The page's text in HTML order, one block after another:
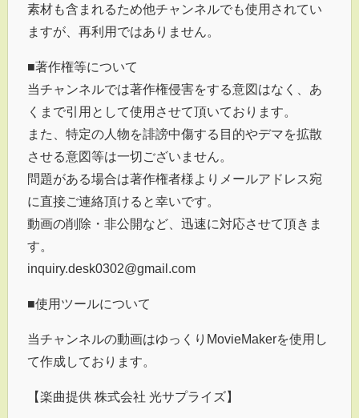
素材も含まれるため他チャンネルでも使用されてい
ますが、再利用ではありません。
■著作権等について
当チャンネルでは著作権侵害をする意図はなく、あ
くまで引用として使用させて頂いております。
また、特定の人物を誹謗中傷する目的やデマを拡散
させる意図等は一切ございません。
問題がある場合は著作権者様よりメールアドレス宛
に直接ご連絡頂けると幸いです。
動画の削除・非公開など、迅速に対応させて頂きま
す。
inquiry.desk0302@gmail.com
■使用ツールについて
当チャンネルの動画はゆっくりMovieMakerを使用し
て作成しております。
【楽曲提供 株式会社 光サプライズ】